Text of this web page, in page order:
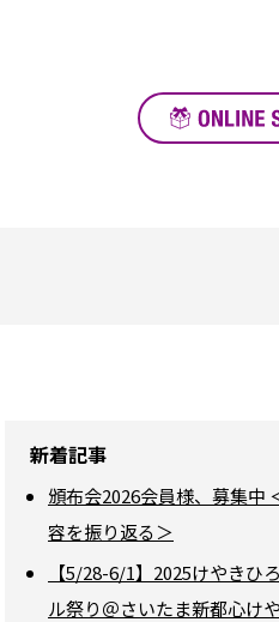
新着記事
頒布会2026会員様、募集中
容を振り返る＞
【5/28-6/1】2025けやきひ
ル祭り＠さいたま新都心け